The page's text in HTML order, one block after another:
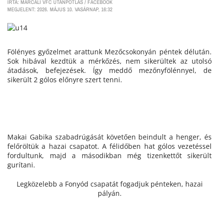
ÍRTA: MARCALI VFC UTÁNPÓTLÁS / FACEBOOK
MEGJELENT: 2026. MÁJUS 10. VASÁRNAP, 16:32
Fölényes győzelmet arattunk Mezőcsokonyán péntek délután.
Sok hibával kezdtük a mérkőzés, nem sikerültek az utolsó
átadások, befejezések. Így meddő mezőnyfölénnyel, de
sikerült 2 gólos előnyre szert tenni.
Makai Gabika szabadrúgását követően beindult a henger, és
felőröltük a hazai csapatot. A félidőben hat gólos vezetéssel
fordultunk, majd a másodikban még tizenkettőt sikerült
gurítani.
Legközelebb a Fonyód csapatát fogadjuk pénteken, hazai
pályán.